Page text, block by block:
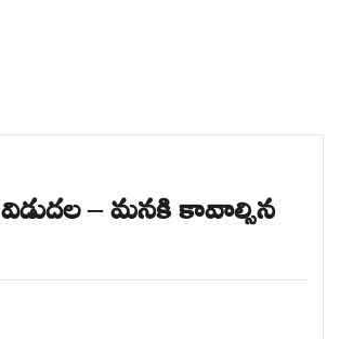
విడుదల – మనకి కావాల్సిన